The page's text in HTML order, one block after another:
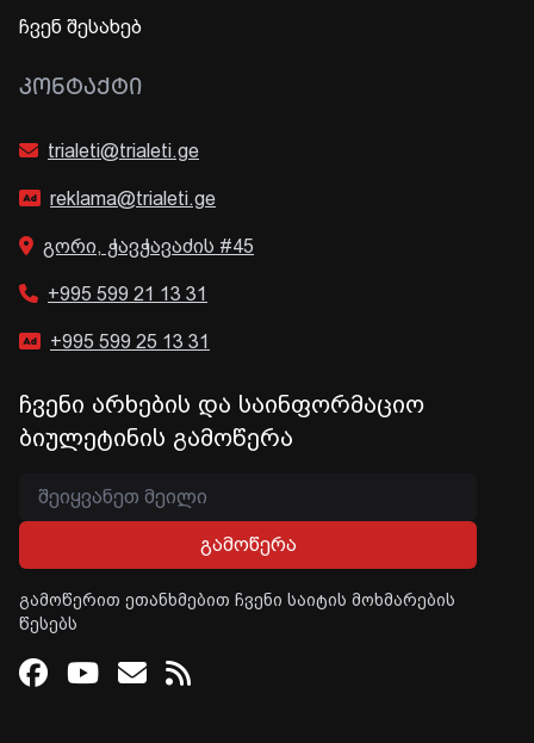
ჩვენ შესახებ
ᲙᲝᲜᲢᲐᲥᲢᲘ
trialeti@trialeti.ge
reklama@trialeti.ge
გორი, ჭავჭავაძის #45
+995 599 21 13 31
+995 599 25 13 31
ჩვენი არხების და საინფორმაციო
ბიულეტინის გამოწერა
გამოწერა
გამოწერით ეთანხმებით ჩვენი საიტის მოხმარების
წესებს
Facebook
Youtube
Email
RSS